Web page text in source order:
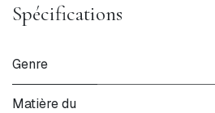
Spécifications
Genre
Matière du